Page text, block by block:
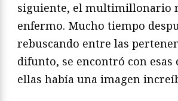
siguiente, el multimillonario
enfermo. Mucho tiempo
rebuscando entre las
difunto, se encontró con esas
ellas había una imagen